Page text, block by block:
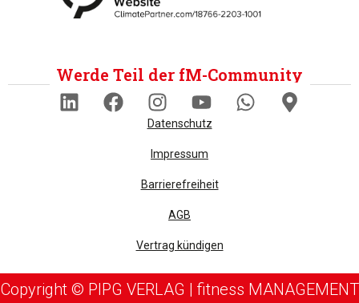
Werde Teil der fM-Community
Datenschutz
Impressum
Barrierefreiheit
AGB
Vertrag kündigen
Copyright © PIPG VERLAG | fitness MANAGEMENT